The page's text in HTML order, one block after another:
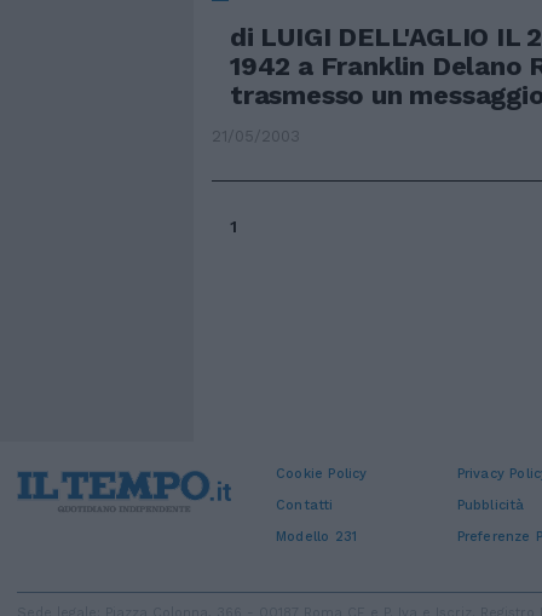
di LUIGI DELL'AGLIO IL
1942 a Franklin Delano
trasmesso un
21/05/2003
1
Cookie Policy Privacy
Contatti
Pubblicità
Modello 231
Preferenze